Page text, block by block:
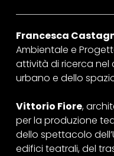
Francesca
Ambientale e
attività di ricerca nel
urbano e dello
Vittorio Fiore,
per la produzione
dello spettacolo
edifici teatrali, del